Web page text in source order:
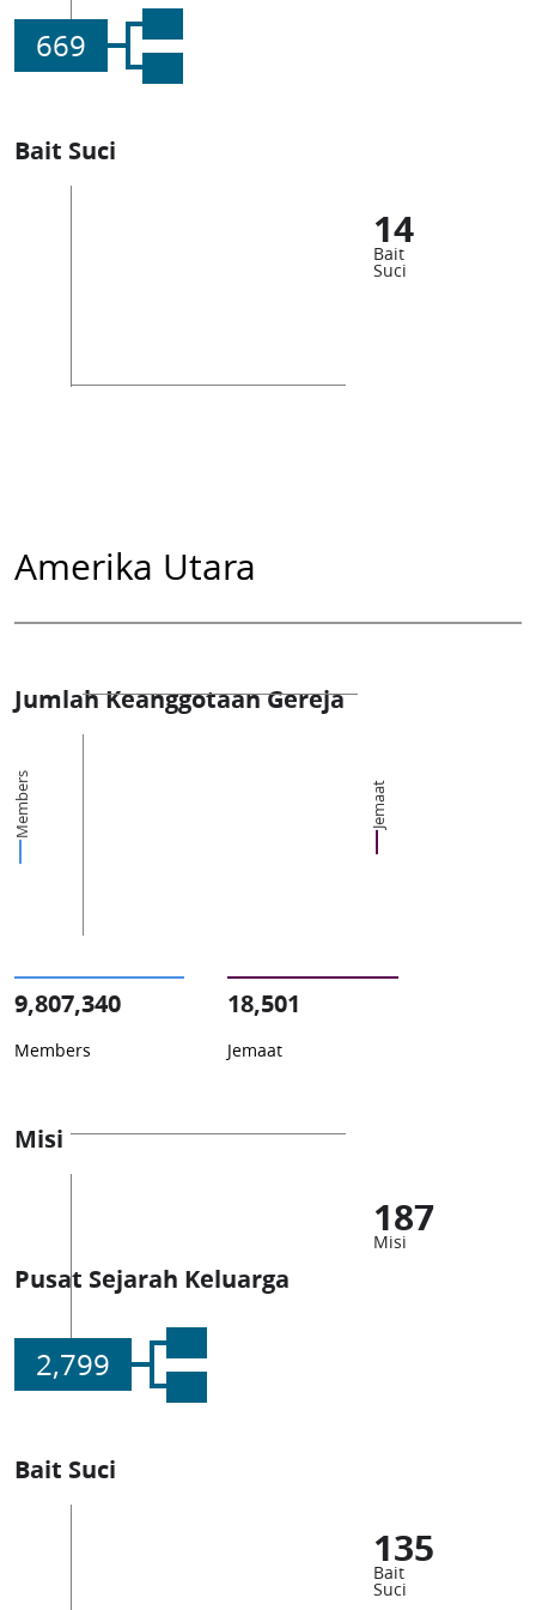
669
Bait Suci
14
Bait
Suci
Amerika Utara
Jumlah Keanggotaan Gereja
Members Jemaat
9,807,340
Members
18,501
Jemaat
Misi
187
Misi
Pusat Sejarah Keluarga
2,799
Bait Suci
135
Bait
Suci